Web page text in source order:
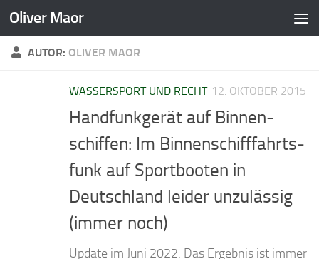
Zum Inhalt springen
Oliver Maor
AUTOR: OLIVER MAOR
WASSERSPORT UND RECHT 12. OKTOBER 2015
Hand­funk­gerät auf Binnen­
schiffen: Im Binnen­schiff­fahrts­
funk auf Sport­booten in
Deutschland leider unzu­lässig
(immer noch)
Update im Juni 2022: Das Ergebnis ist immer